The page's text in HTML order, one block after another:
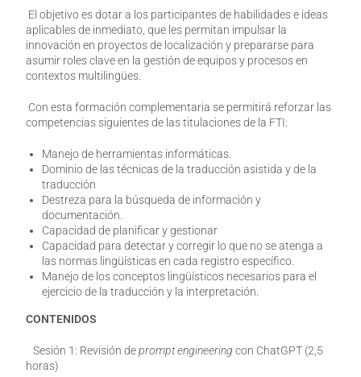
El objetivo es dotar a los participantes de habilidades e ideas
aplicables de inmediato, que les permitan impulsar la
innovación en proyectos de localización y prepararse para
asumir roles clave en la gestión de equipos y procesos en
contextos multilingües.
Con esta formación complementaria se permitirá reforzar las
competencias siguientes de las titulaciones de la FTI:
Manejo de herramientas informáticas.
Dominio de las técnicas de la traducción asistida y de la
traducción
Destreza para la búsqueda de información y
documentación.
Capacidad de planificar y gestionar
Capacidad para detectar y corregir lo que no se atenga a
las normas lingüísticas en cada registro específico.
Manejo de los conceptos lingüísticos necesarios para el
ejercicio de la traducción y la interpretación.
CONTENIDOS
Sesión 1: Revisión deprompt engineeringcon ChatGPT (2,5
horas)